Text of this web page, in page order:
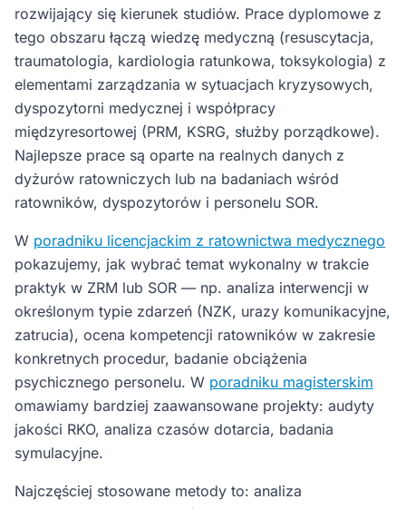
rozwijający się kierunek studiów. Prace dyplomowe z
tego obszaru łączą wiedzę medyczną (resuscytacja,
traumatologia, kardiologia ratunkowa, toksykologia) z
elementami zarządzania w sytuacjach kryzysowych,
dyspozytorni medycznej i współpracy
międzyresortowej (PRM, KSRG, służby porządkowe).
Najlepsze prace są oparte na realnych danych z
dyżurów ratowniczych lub na badaniach wśród
ratowników, dyspozytorów i personelu SOR.
W poradniku licencjackim z ratownictwa medycznego
pokazujemy, jak wybrać temat wykonalny w trakcie
praktyk w ZRM lub SOR — np. analiza interwencji w
określonym typie zdarzeń (NZK, urazy komunikacyjne,
zatrucia), ocena kompetencji ratowników w zakresie
konkretnych procedur, badanie obciążenia
psychicznego personelu. W poradniku magisterskim
omawiamy bardziej zaawansowane projekty: audyty
jakości RKO, analiza czasów dotarcia, badania
symulacyjne.
Najczęściej stosowane metody to: analiza